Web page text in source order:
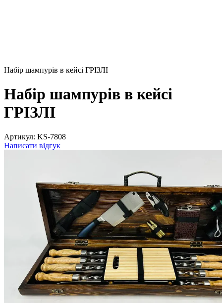
Набір шампурів в кейсі ГРІЗЛІ
Набір шампурів в кейсі
ГРІЗЛІ
Артикул: KS-7808
Написати відгук